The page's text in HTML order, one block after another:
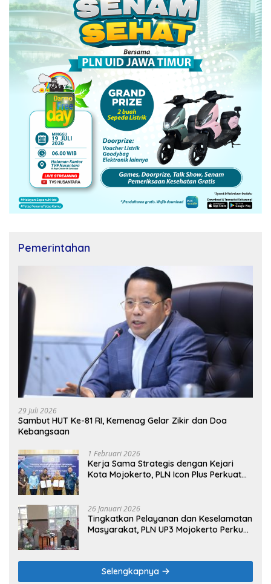
Pemerintahan
29 Juli 2026
Sambut HUT Ke-81 RI, Kemenag Gelar Zikir dan Doa
Kebangsaan
1 Februari 2026
Kerja Sama Strategis dengan Kejari
Kota Mojokerto, PLN Icon Plus Perkuat
26 Januari 2026
Tingkatkan Pelayanan dan Keselamatan
Masyarakat, PLN UP3 Mojokerto Perkuat
Selengkapnya